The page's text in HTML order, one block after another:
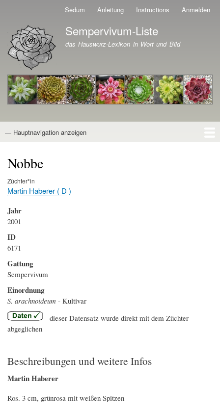
Direkt
zum
Inhalt
Sedum Anleitung Instructions Anmelden
Branding der Website
Sempervivum-Liste
das Hauswurz-Lexikon in Wort und Bild
Hauptnavigation
— Hauptnavigation anzeigen
Nobbe
Züchter*in
Martin Haberer ( D )
Jahr
2001
ID
6171
Gattung
Sempervivum
Einordnung
S. arachnoideum - Kultivar
dieser Datensatz wurde direkt mit dem Züchter
abgeglichen
Beschreibungen und weitere Infos
Martin Haberer
Ros. 3 cm, grünrosa mit weißen Spitzen